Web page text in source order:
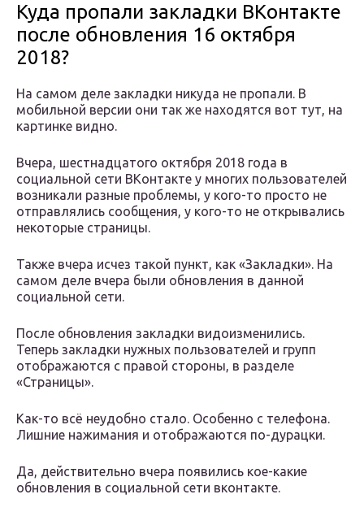
Куда пропали закладки ВКонтакте
после обновления 16 октября
2018?
На самом деле закладки никуда не пропали. В
мобильной версии они так же находятся вот тут, на
картинке видно.
Вчера, шестнадцатого октября 2018 года в
социальной сети ВКонтакте у многих пользователей
возникали разные проблемы, у кого-то просто не
отправлялись сообщения, у кого-то не открывались
некоторые страницы.
Также вчера исчез такой пункт, как «Закладки». На
самом деле вчера были обновления в данной
социальной сети.
После обновления закладки видоизменились.
Теперь закладки нужных пользователей и групп
отображаются с правой стороны, в разделе
«Страницы».
Как-то всё неудобно стало. Особенно с телефона.
Лишние нажимания и отображаются по-дурацки.
Да, действительно вчера появились кое-какие
обновления в социальной сети вконтакте.